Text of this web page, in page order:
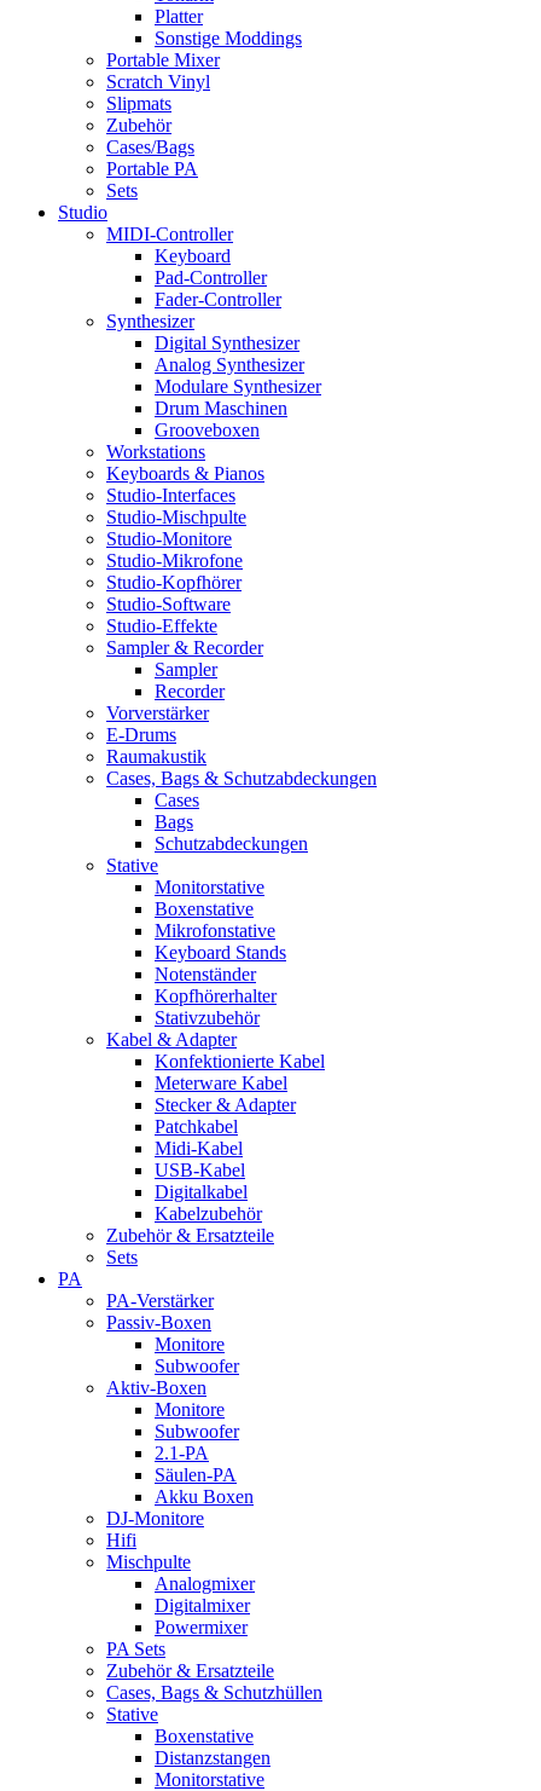
Platter
Sonstige Moddings
Portable Mixer
Scratch Vinyl
Slipmats
Zubehör
Cases/Bags
Portable PA
Sets
Studio
MIDI-Controller
Keyboard
Pad-Controller
Fader-Controller
Synthesizer
Digital Synthesizer
Analog Synthesizer
Modulare Synthesizer
Drum Maschinen
Grooveboxen
Workstations
Keyboards & Pianos
Studio-Interfaces
Studio-Mischpulte
Studio-Monitore
Studio-Mikrofone
Studio-Kopfhörer
Studio-Software
Studio-Effekte
Sampler & Recorder
Sampler
Recorder
Vorverstärker
E-Drums
Raumakustik
Cases, Bags & Schutzabdeckungen
Cases
Bags
Schutzabdeckungen
Stative
Monitorstative
Boxenstative
Mikrofonstative
Keyboard Stands
Notenständer
Kopfhörerhalter
Stativzubehör
Kabel & Adapter
Konfektionierte Kabel
Meterware Kabel
Stecker & Adapter
Patchkabel
Midi-Kabel
USB-Kabel
Digitalkabel
Kabelzubehör
Zubehör & Ersatzteile
Sets
PA
PA-Verstärker
Passiv-Boxen
Monitore
Subwoofer
Aktiv-Boxen
Monitore
Subwoofer
2.1-PA
Säulen-PA
Akku Boxen
DJ-Monitore
Hifi
Mischpulte
Analogmixer
Digitalmixer
Powermixer
PA Sets
Zubehör & Ersatzteile
Cases, Bags & Schutzhüllen
Stative
Boxenstative
Distanzstangen
Monitorstative